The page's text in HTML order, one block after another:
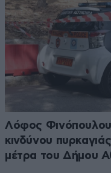
Λόφος
κινδύνου
μέτρα του Δήμου